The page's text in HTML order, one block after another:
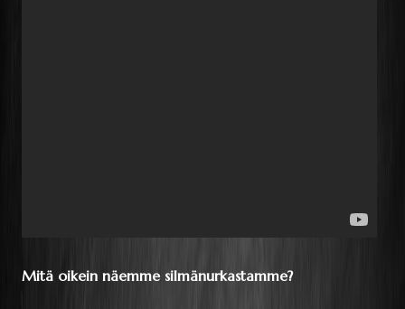
Mitä oikein näemme silmänurkastamme?